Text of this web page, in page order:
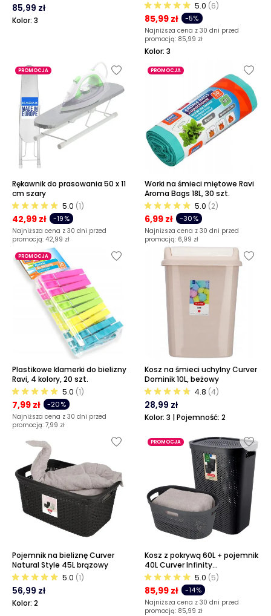
85,99 zł
Kolor: 3
5.0 (6)
85,99 zł -5%
Najniższa cena z 30 dni przed
promocją: 85,99 zł
Kolor: 3
PROMOCJA
Rękawnik do prasowania 50 x 11
cm szary
5.0 (1)
42,99 zł -19%
Najniższa cena z 30 dni przed
promocją: 42,99 zł
PROMOCJA
Worki na śmieci miętowe Ravi
Aroma Bags 18L, 30 szt.
5.0 (2)
6,99 zł -30%
Najniższa cena z 30 dni przed
promocją: 6,99 zł
PROMOCJA
Plastikowe klamerki do bielizny
Ravi, 4 kolory, 20 szt.
5.0 (1)
7,99 zł -20%
Najniższa cena z 30 dni przed
promocją: 7,99 zł
Kosz na śmieci uchylny Curver
Dominik 10L, beżowy
4.8 (4)
28,99 zł
Kolor: 3 | Pojemność: 2
Pojemnik na bieliznę Curver
Natural Style 45L brązowy
5.0 (1)
56,99 zł
Kolor: 2
PROMOCJA
Kosz z pokrywą 60L + pojemnik
40L Curver Infinity
ciemnoszary 5.0 (5)
85,99 zł -14%
Najniższa cena z 30 dni przed
promocją: 85,99 zł